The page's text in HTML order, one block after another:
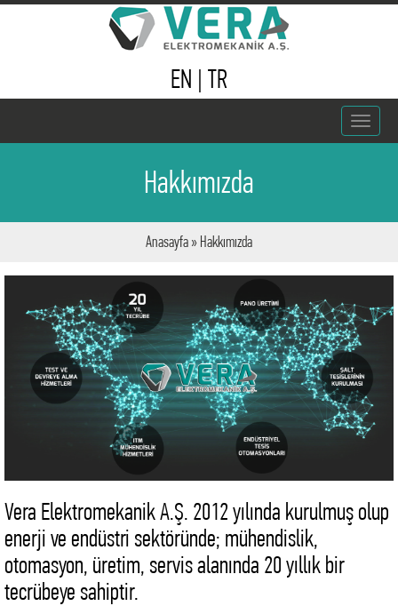
EN | TR
Toggle
Hakkımızda
Anasayfa » Hakkımızda
Vera Elektromekanik A.Ş. 2012 yılında kurulmuş olup
enerji ve endüstri sektöründe; mühendislik,
otomasyon, üretim, servis alanında 20 yıllık bir
tecrübeye sahiptir.